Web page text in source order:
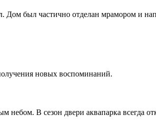
Дом был частично отделан мрамором и
новых воспоминаний.
В сезон двери аквапарка всегда